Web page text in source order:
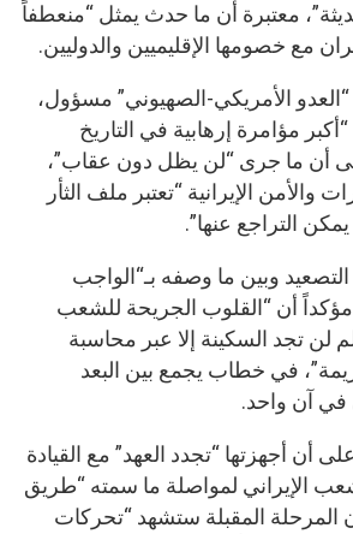
معتبرة أن ما حدث يمثل “منعطفاً
مع خصومها الإقليميين والدوليين.
الأمريكي-الصهيوني” مسؤول،
مؤامرة إرهابية في التاريخ
أن ما جرى “لن يظل دون عقاب”،
والأمن الإيرانية “تعتبر ملف الثأر
يمكن التراجع عنها”.
التصعيد وبين ما وصفه بـ“الواجب
مؤكداً أن “القلوب الجريحة للشعب
لن تجد السكينة إلا عبر محاسبة
في خطاب يجمع بين البعد
في آن واحد.
أن أجهزتها “تجدد العهد” مع القيادة
الإيراني لمواصلة ما سمته “طريق
المرحلة المقبلة ستشهد “تحركات